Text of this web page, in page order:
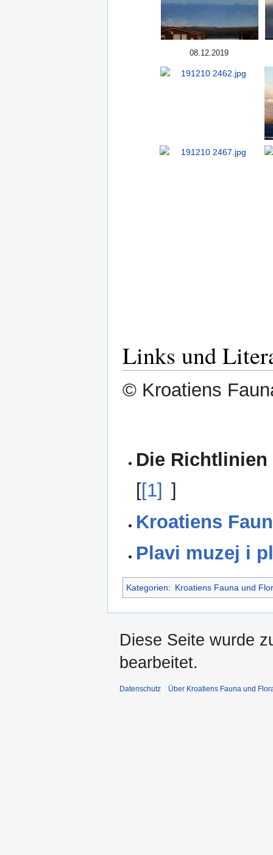
08.12.2019
Links und
© Kroatiens
Die
[[1] ]
Kroatiens
Plavi muzej i
Kategorien: Kroatiens Fauna und
Diese Seite wurde
bearbeitet.
Datenschutz Über Kroatiens Fauna und